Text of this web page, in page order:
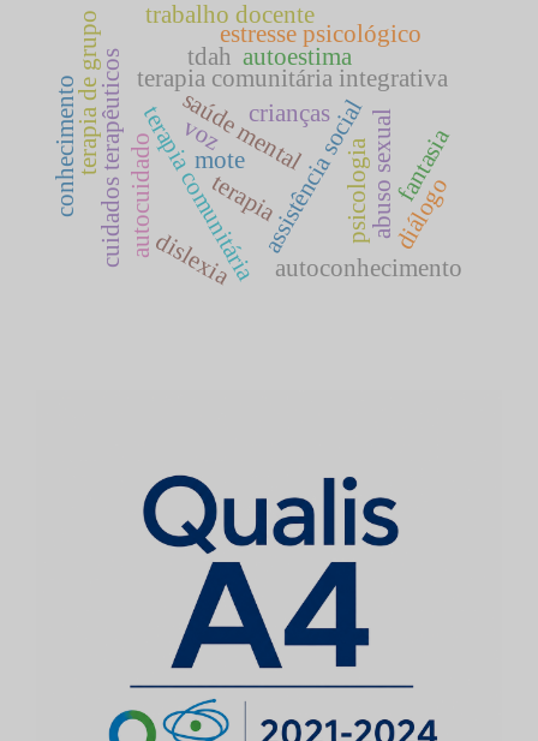
assistência social
terapia comunitária integrativa
autoestima
cuidados terapêuticos autoconhecimento
mote
terapia de grupo
terapia comunitária
autocuidado
estresse psicológico
terapia
conhecimento saúde mental abuso sexual
trabalho docente
psicologia fantasia
voz
diálogo
crianças
dislexia
tdah